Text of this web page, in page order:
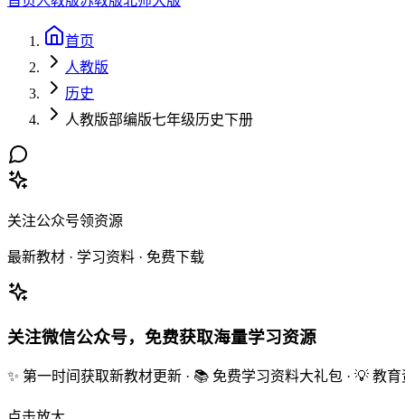
首页
人教版
历史
人教版部编版七年级历史下册
关注公众号领资源
最新教材 · 学习资料 · 免费下载
关注微信公众号，免费获取海量学习资源
✨ 第一时间获取新教材更新 · 📚 免费学习资料大礼包 · 💡 教